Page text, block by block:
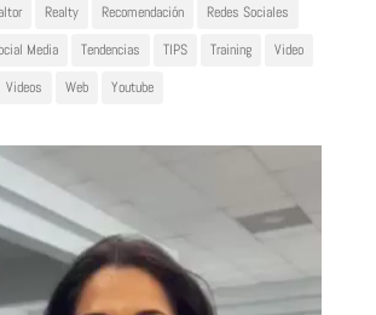
Realty Recomendación
Redes Sociales
Media Tendencias TIPS Training
Video
Videos Web Youtube